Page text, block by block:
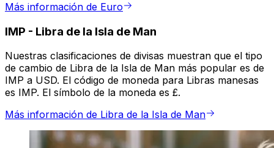
Más información de Euro
IMP - Libra de la Isla de Man
Nuestras clasificaciones de divisas muestran que el tipo
de cambio de Libra de la Isla de Man más popular es de
IMP a USD. El código de moneda para Libras manesas
es IMP. El símbolo de la moneda es £.
Más información de Libra de la Isla de Man